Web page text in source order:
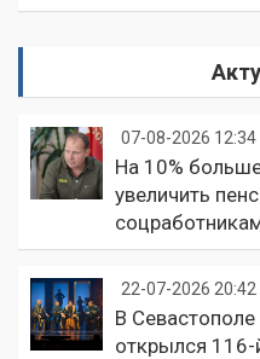
07-08-2026 12:34
На 10%
увеличить
22-07-2026 20:42
В
открылся 116-